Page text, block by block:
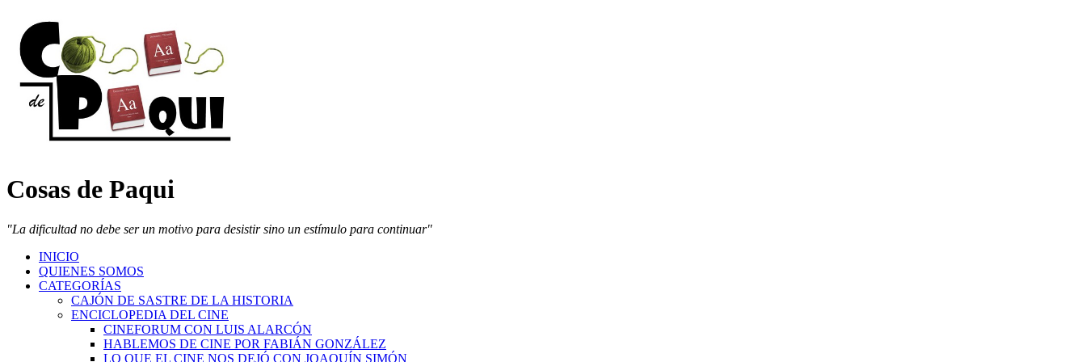
Cosas de Paqui
"La dificultad no debe ser un motivo para desistir sino un estímulo para continuar"
INICIO
QUIENES SOMOS
CATEGORÍAS
CAJÓN DE SASTRE DE LA HISTORIA
ENCICLOPEDIA DEL CINE
CINEFORUM CON LUIS ALARCÓN
HABLEMOS DE CINE POR FABIÁN GONZÁLEZ
LO QUE EL CINE NOS DEJÓ CON JOAQUÍN SIMÓN